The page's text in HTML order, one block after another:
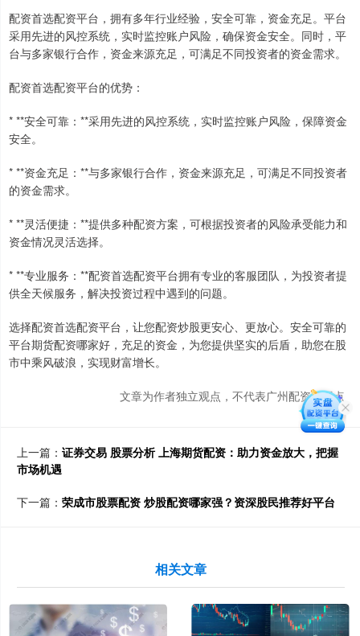
配资首选配资平台，拥有多年行业经验，安全可靠，资金充足。平台
采用先进的风控系统，实时监控账户风险，确保资金安全。同时，平
台与多家银行合作，资金来源充足，可满足不同投资者的资金需求。
配资首选配资平台的优势：
* **安全可靠：**采用先进的风控系统，实时监控账户风险，保障资金
安全。
* **资金充足：**与多家银行合作，资金来源充足，可满足不同投资者
的资金需求。
* **灵活便捷：**提供多种配资方案，可根据投资者的风险承受能力和
资金情况灵活选择。
* **专业服务：**配资首选配资平台拥有专业的客服团队，为投资者提
供全天候服务，解决投资过程中遇到的问题。
选择配资首选配资平台，让您配资炒股更安心、更放心。安全可靠的
平台期货配资哪家好，充足的资金，为您提供坚实的后盾，助您在股
市中乘风破浪，实现财富增长。
文章为作者独立观点，不代表广州配资网观点
上一篇： 证券交易 股票分析 上海期货配资：助力资金放大，把握
市场机遇
下一篇： 荣成市股票配资 炒股配资哪家强？资深股民推荐好平台
相关文章